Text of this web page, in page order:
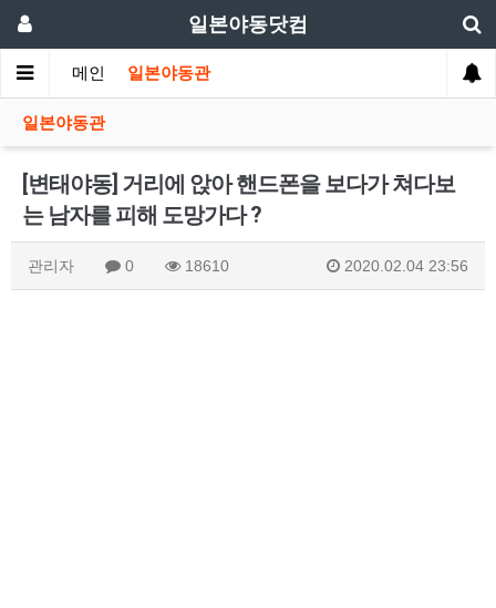
일본야동닷컴
메인 일본야동관
일본야동관
[변태야동] 거리에 앉아 핸드폰을 보다가 쳐다보
는 남자를 피해 도망가다 ?
관리자 0 18610 2020.02.04 23:56